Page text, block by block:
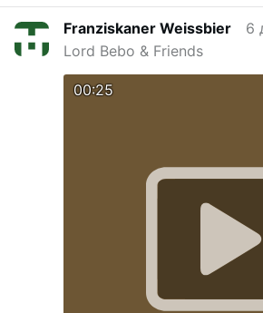
Franziskaner Weissbier
6
Lord Bebo & Friends
00:25